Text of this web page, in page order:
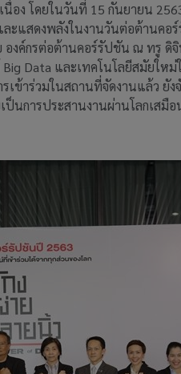
อง โดยในวันที่ 15 กันยายน
ะแสดงพลังในงานวันต่อต้านคอ
งค์กรต่อต้านคอร์รัปชัน ณ ทรู ดิ
Data และเทคโนโลยีสมัยให
ข้าร่วมในสถานที่จัดงานแล้ว ยั
การประสานงานผ่านโลกเสมือ